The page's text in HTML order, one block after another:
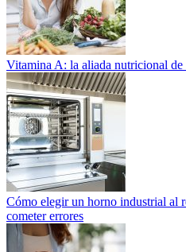
Vitamina A: la aliada nutricional de
Cómo elegir un horno industrial al
cometer errores